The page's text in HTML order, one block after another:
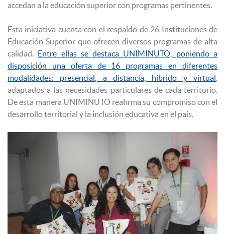
accedan a la educación superior con programas pertinentes.
Esta iniciativa cuenta con el respaldo de 26 Instituciones de
Educación Superior que ofrecen diversos programas de alta
calidad.
Entre ellas se destaca UNIMINUTO, poniendo a
disposición una oferta de 16 programas en diferentes
modalidades: presencial, a distancia, híbrido y virtual
adaptados a las necesidades particulares de cada territorio.
De esta manera UNIMINUTO reafirma su compromiso con el
desarrollo territorial y la inclusión educativa en el país.